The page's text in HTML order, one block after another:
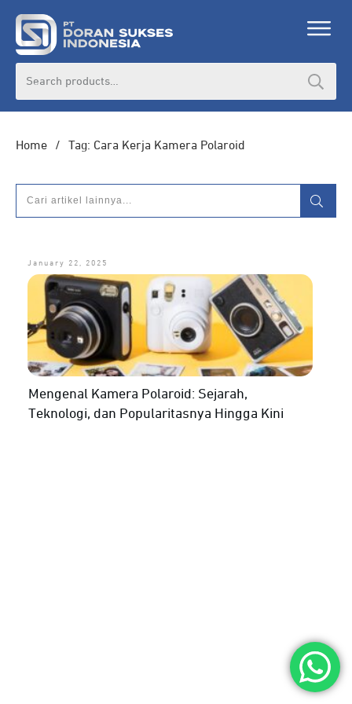
Home / Tag: Cara Kerja Kamera Polaroid
January 22, 2025
Mengenal Kamera Polaroid: Sejarah,
Teknologi, dan Popularitasnya Hingga Kini